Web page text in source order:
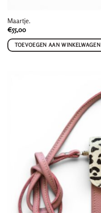
Maartje.
€55,00
TOEVOEGEN AAN WINKELWAGEN